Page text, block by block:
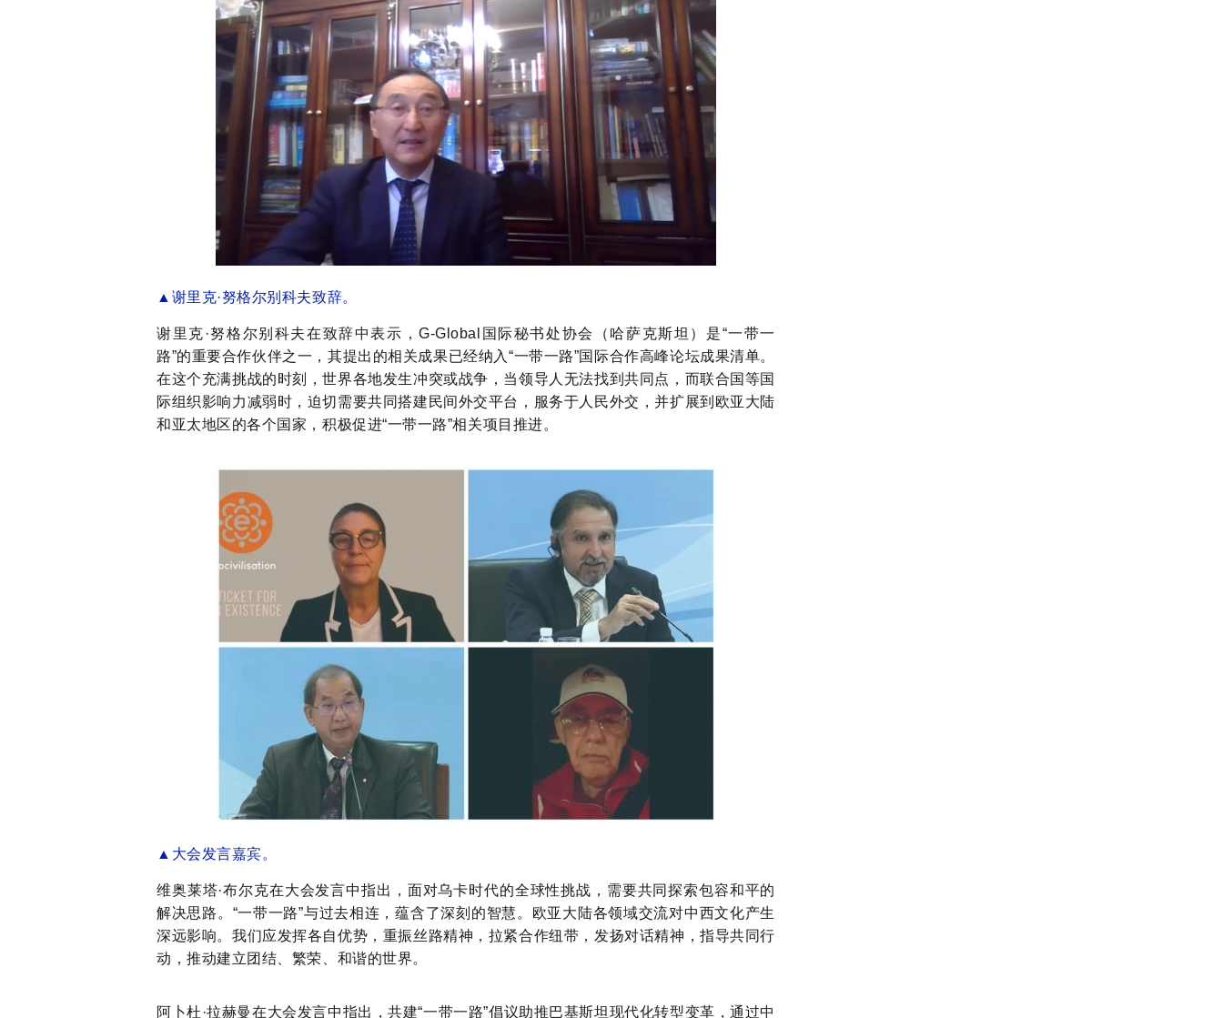
▲ 谢里克·努格尔别科夫致辞。
谢里克 ·努格尔别科夫在致辞中表示，G-Global国际秘书处协会（哈萨克斯坦）是“一带一
路”的重要合作伙伴之一，其提出的相关成果已经纳入“一带一路”国际合作高峰论坛成果清单。
在这个充满挑战的时刻，世界各地发生冲突或战争，当领导人无法找到共同点，而联合国等国
际组织影响力减弱时，迫切需要共同搭建民间外交平台，服务于人民外交，并扩展到欧亚大陆
和亚太地区的各个国家，积极促进“一带一路”相关项目推进。
▲ 大会发言嘉宾。
维奥莱塔·布尔克在大会发言中指出，面对乌卡时代的全球性挑战，需要共同探索包容和平的
解决思路。 “一带一路”与过去相连，蕴含了深刻的智慧。欧亚大陆各领域交流对中西文化产生
深远影响。我们应发挥各自优势，重振丝路精神，拉紧合作纽带，发扬对话精神，指导共同行
动，推动建立团结、繁荣、和谐的世界。
阿卜杜 ·拉赫曼在大会发言中指出，共建“一带一路”倡议助推巴基斯坦现代化转型变革，通过中